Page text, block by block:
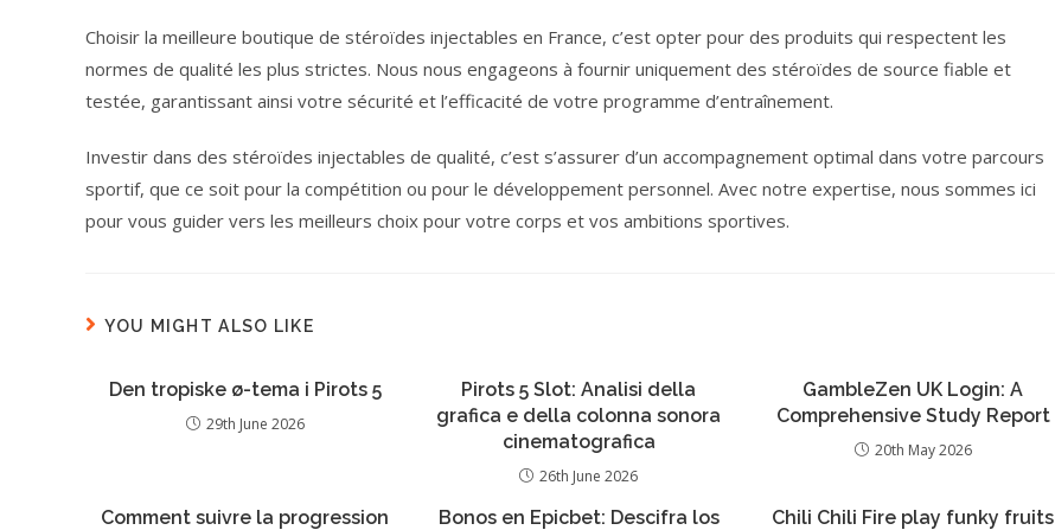
Choisir la meilleure boutique de stéroïdes injectables en France, c’est opter pour des produits qui respectent les
normes de qualité les plus strictes. Nous nous engageons à fournir uniquement des stéroïdes de source fiable et
testée, garantissant ainsi votre sécurité et l’efficacité de votre programme d’entraînement.
Investir dans des stéroïdes injectables de qualité, c’est s’assurer d’un accompagnement optimal dans votre parcours
sportif, que ce soit pour la compétition ou pour le développement personnel. Avec notre expertise, nous sommes ici
pour vous guider vers les meilleurs choix pour votre corps et vos ambitions sportives.
YOU MIGHT ALSO LIKE
Den tropiske ø-tema i Pirots 5
29th June 2026
Pirots 5 Slot: Analisi della
grafica e della colonna sonora
cinematografica
26th June 2026
GambleZen UK Login: A
Comprehensive Study Report
20th May 2026
Comment suivre la progression
Bonos en Epicbet: Descifra los
Chili Chili Fire play funky fruits